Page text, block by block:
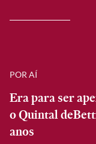
POR AÍ
Era para ser
o Quintal
anos